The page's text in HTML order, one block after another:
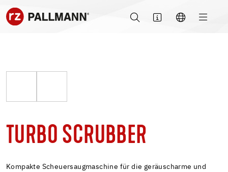
TURBO SCRUBBER
Kompakte Scheuersaugmaschine für die geräuscharme und